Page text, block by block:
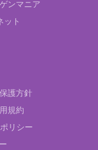
ンマニア
ット
護方針
規約
リシー